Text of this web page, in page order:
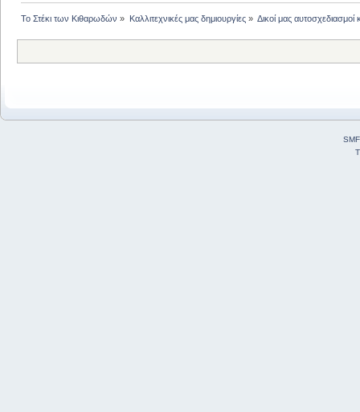
Το Στέκι των Κιθαρωδών » Καλλιτεχνικές μας δημιουργίες» Δικοί μας αυτοσχεδιασμοί